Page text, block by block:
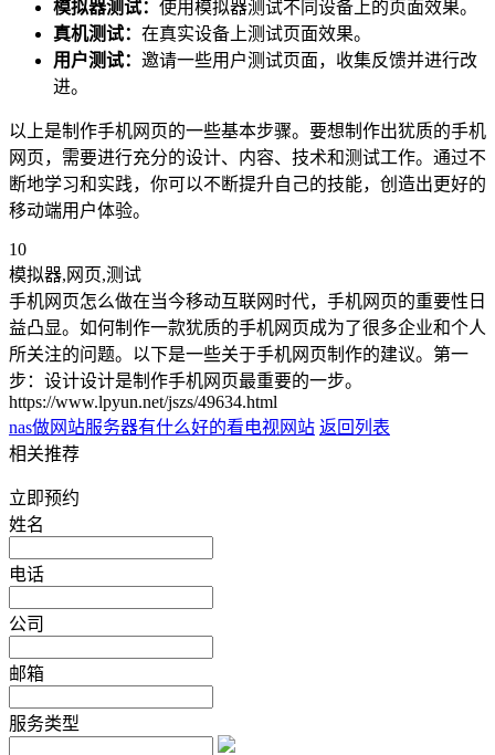
模拟器测试： 使用模拟器测试不同设备上的页面效果。
真机测试： 在真实设备上测试页面效果。
用户测试： 邀请一些用户测试页面，收集反馈并进行改
进。
以上是制作手机网页的一些基本步骤。要想制作出犹质的手机
网页，需要进行充分的设计、内容、技术和测试工作。通过不
断地学习和实践，你可以不断提升自己的技能，创造出更好的
移动端用户体验。
10
模拟器,网页,测试
手机网页怎么做在当今移动互联网时代，手机网页的重要性日
益凸显。如何制作一款犹质的手机网页成为了很多企业和个人
所关注的问题。以下是一些关于手机网页制作的建议。第一
步：设计设计是制作手机网页最重要的一步。
https://www.lpyun.net/jszs/49634.html
nas做网站服务器有什么好的看电视网站 返回列表
相关推荐
立即预约
姓名
电话
公司
邮箱
服务类型